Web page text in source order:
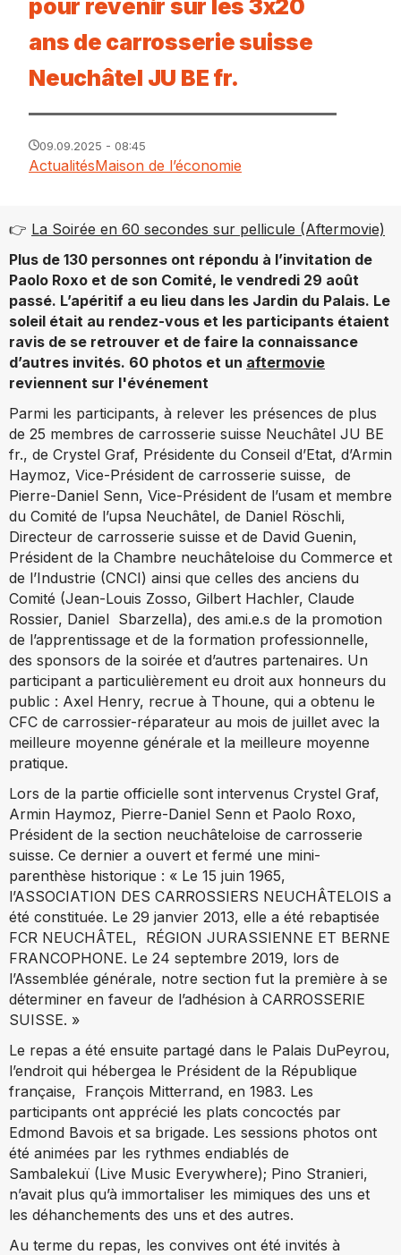
pour revenir sur les 3x20
ans de carrosserie suisse
Neuchâtel JU BE fr.
09.09.2025 - 08:45
ActualitésMaison de l’économie
👉 La Soirée en 60 secondes sur pellicule (Aftermovie)
Plus de 130 personnes ont répondu à l’invitation de
Paolo Roxo et de son Comité, le vendredi 29 août
passé. L’apéritif a eu lieu dans les Jardin du Palais. Le
soleil était au rendez-vous et les participants étaient
ravis de se retrouver et de faire la connaissance
d’autres invités. 60 photos et un aftermovie
reviennent sur l'événement
Parmi les participants, à relever les présences de plus
de 25 membres de carrosserie suisse Neuchâtel JU BE
fr., de Crystel Graf, Présidente du Conseil d’Etat, d’Armin
Haymoz, Vice-Président de carrosserie suisse, de
Pierre-Daniel Senn, Vice-Président de l’usam et membre
du Comité de l’upsa Neuchâtel, de Daniel Röschli,
Directeur de carrosserie suisse et de David Guenin,
Président de la Chambre neuchâteloise du Commerce et
de l’Industrie (CNCI) ainsi que celles des anciens du
Comité (Jean-Louis Zosso, Gilbert Hachler, Claude
Rossier, Daniel Sbarzella), des ami.e.s de la promotion
de l’apprentissage et de la formation professionnelle,
des sponsors de la soirée et d’autres partenaires. Un
participant a particulièrement eu droit aux honneurs du
public : Axel Henry, recrue à Thoune, qui a obtenu le
CFC de carrossier-réparateur au mois de juillet avec la
meilleure moyenne générale et la meilleure moyenne
pratique.
Lors de la partie officielle sont intervenus Crystel Graf,
Armin Haymoz, Pierre-Daniel Senn et Paolo Roxo,
Président de la section neuchâteloise de carrosserie
suisse. Ce dernier a ouvert et fermé une mini-
parenthèse historique : « Le 15 juin 1965,
l’ASSOCIATION DES CARROSSIERS NEUCHÂTELOIS a
été constituée. Le 29 janvier 2013, elle a été rebaptisée
FCR NEUCHÂTEL, RÉGION JURASSIENNE ET BERNE
FRANCOPHONE. Le 24 septembre 2019, lors de
l’Assemblée générale, notre section fut la première à se
déterminer en faveur de l’adhésion à CARROSSERIE
SUISSE. »
Le repas a été ensuite partagé dans le Palais DuPeyrou,
l’endroit qui hébergea le Président de la République
française, François Mitterrand, en 1983. Les
participants ont apprécié les plats concoctés par
Edmond Bavois et sa brigade. Les sessions photos ont
été animées par les rythmes endiablés de
Sambalekuï (Live Music Everywhere); Pino Stranieri,
n’avait plus qu’à immortaliser les mimiques des uns et
les déhanchements des uns et des autres.
Au terme du repas, les convives ont été invités à